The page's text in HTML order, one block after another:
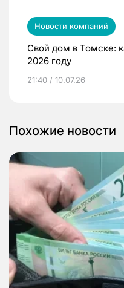
Новости компаний
Свой дом в Томске:
2026 году
21:40 / 10.07.26
Похожие новости